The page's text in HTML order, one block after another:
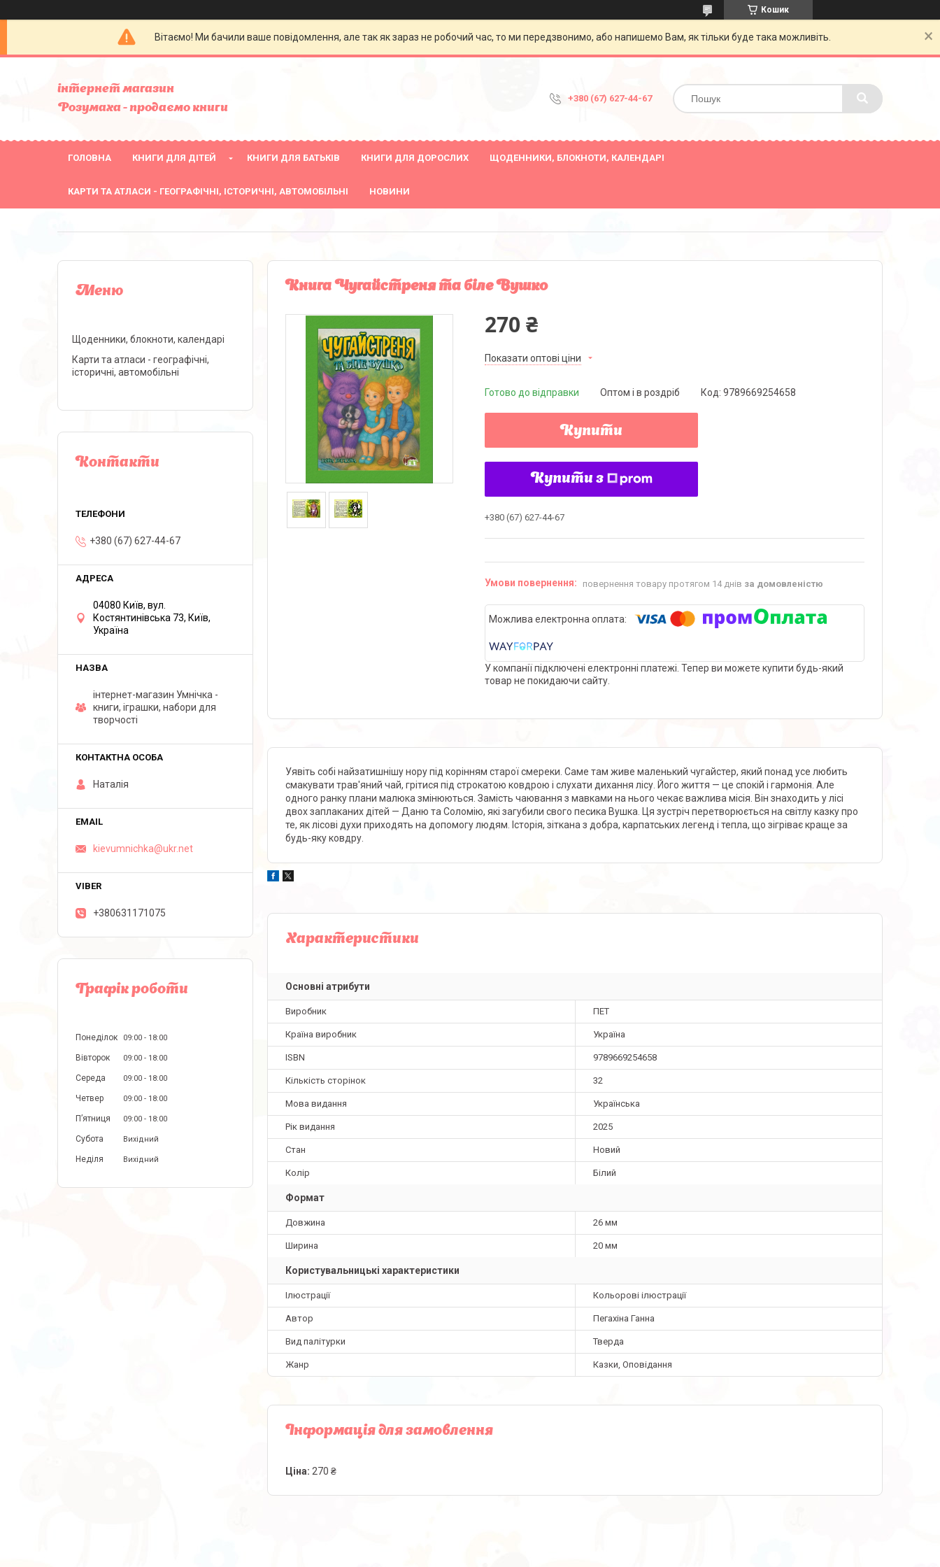
Кошик
Вітаємо! Ми бачили ваше повідомлення, але так як зараз не робочий час, то ми передзвонимо, або напишемо Вам, як тільки буде така можливіть.
інтернет магазин
Розумаха - продаємо книги
+380 (67) 627-44-67
ГОЛОВНА КНИГИ ДЛЯ ДІТЕЙ КНИГИ ДЛЯ БАТЬКІВ КНИГИ ДЛЯ ДОРОСЛИХ ЩОДЕННИКИ, БЛОКНОТИ, КАЛЕНДАРІ
КАРТИ ТА АТЛАСИ - ГЕОГРАФІЧНІ, ІСТОРИЧНІ, АВТОМОБІЛЬНІ НОВИНИ
Книга Чугайстреня та біле Вушко
270 ₴
Показати оптові ціни
Готово до відправки Оптом і в роздріб Код: 9789669254658
Купити
Купити з
+380 (67) 627-44-67
повернення товару протягом 14 днів за домовленістю
У компанії підключені електронні платежі. Тепер ви можете купити будь-який
товар не покидаючи сайту.
Уявіть собі найзатишнішу нору під корінням старої смереки. Саме там живе маленький чугайстер, який понад усе любить
смакувати трав'яний чай, грітися під строкатою ковдрою і слухати дихання лісу. Його життя — це спокій і гармонія. Але
одного ранку плани малюка змінюються. Замість чаювання з мавками на нього чекає важлива місія. Він знаходить у лісі
двох заплаканих дітей — Даню та Соломію, які загубили свого песика Вушка. Ця зустріч перетворюється на світлу казку про
те, як лісові духи приходять на допомогу людям. Історія, зіткана з добра, карпатських легенд і тепла, що зігріває краще за
будь-яку ковдру.
Характеристики
Основні атрибути
Виробник ПЕТ
Країна виробник Україна
ISBN 9789669254658
Кількість сторінок 32
Мова видання Українська
Рік видання 2025
Стан Новий
Колір Білий
Формат
Довжина 26 мм
Ширина 20 мм
Користувальницькі характеристики
Ілюстрації Кольорові ілюстрації
Автор Пегахіна Ганна
Вид палітурки Тверда
Жанр Казки, Оповідання
Інформація для замовлення
Ціна: 270 ₴
Щоденники, блокноти, календарі
Карти та атласи - географічні,
історичні, автомобільні
Контакти
+380 (67) 627-44-67
04080 Київ, вул.
Костянтинівська 73, Київ,
Україна
інтернет-магазин Умнічка -
книги, іграшки, набори для
творчості
Наталія
kievumnichka@ukr.net
+380631171075
Графік роботи
Понеділок 09:00 18:00
Вівторок 09:00 18:00
Середа 09:00 18:00
Четвер 09:00 18:00
Пʼятниця 09:00 18:00
Субота Вихідний
Неділя Вихідний